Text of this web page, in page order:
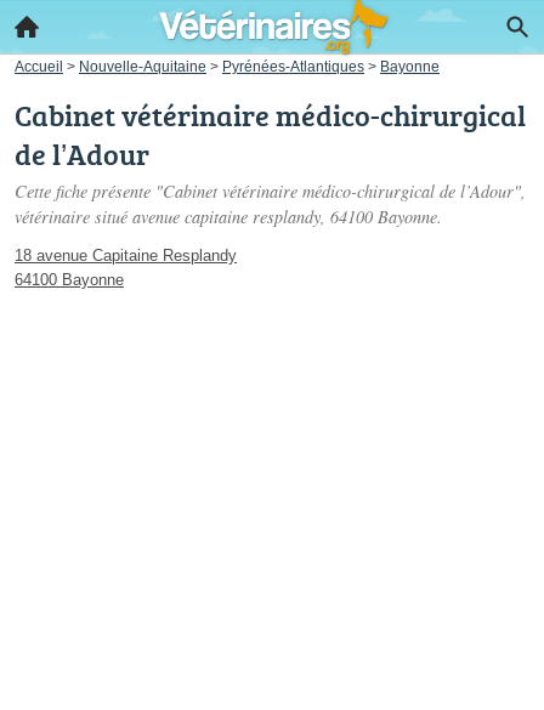
Accueil > Nouvelle-Aquitaine > Pyrénées-Atlantiques > Bayonne
Cabinet vétérinaire médico-chirurgical
de l’Adour
Cette fiche présente "Cabinet vétérinaire médico-chirurgical de l’Adour",
vétérinaire situé avenue capitaine resplandy, 64100 Bayonne.
18 avenue Capitaine Resplandy
64100 Bayonne